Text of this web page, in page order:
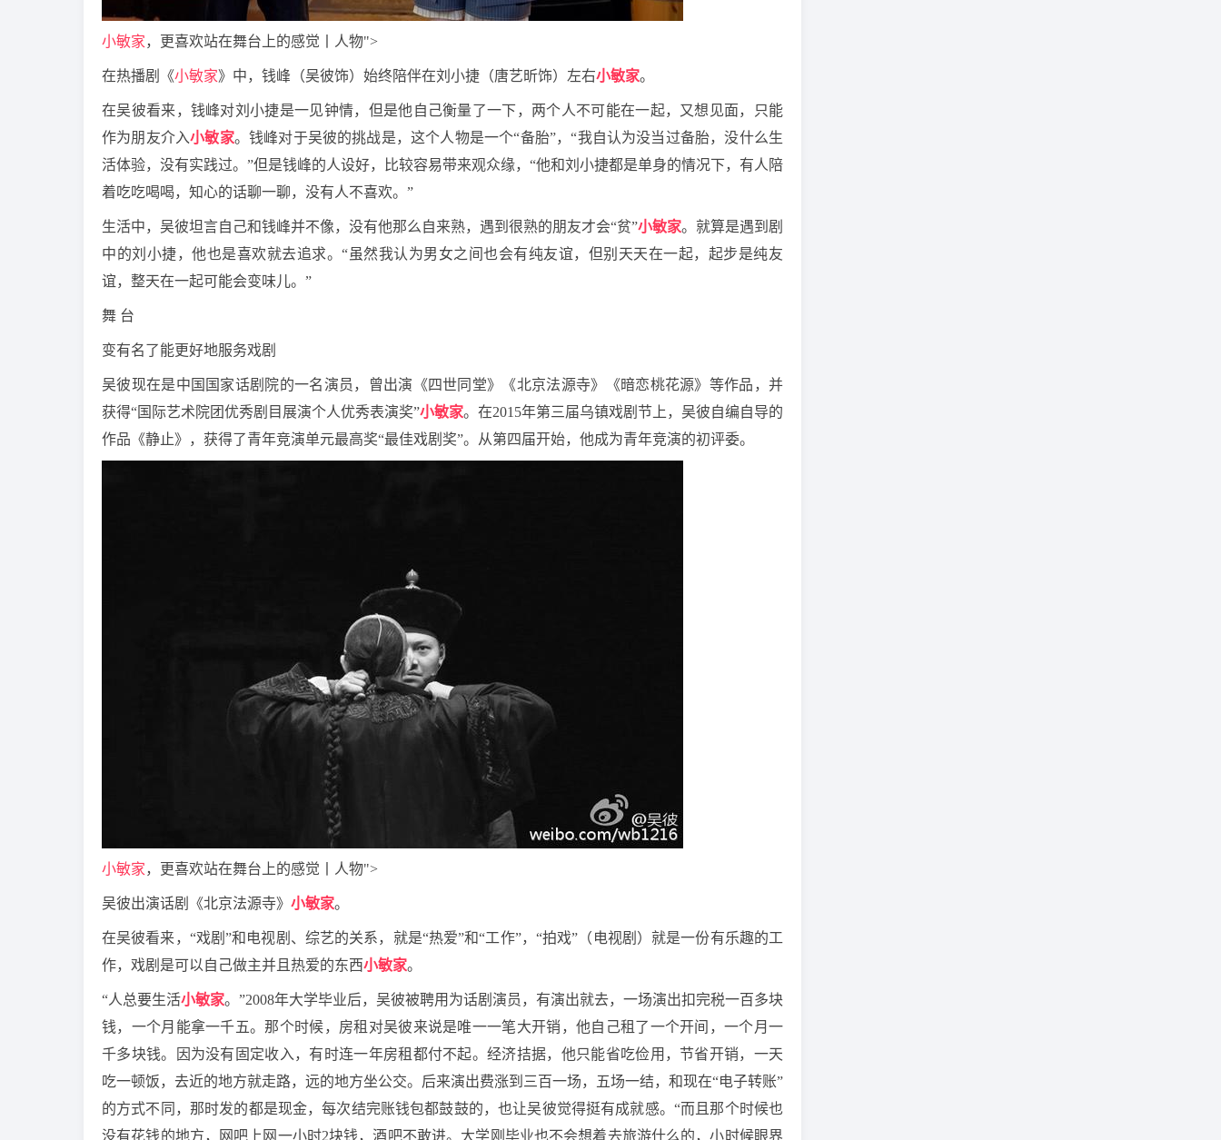
小敏家，更喜欢站在舞台上的感觉丨人物">
在热播剧《小敏家》中，钱峰（吴彼饰）始终陪伴在刘小捷（唐艺昕饰）左右小敏家。
在吴彼看来，钱峰对刘小捷是一见钟情，但是他自己衡量了一下，两个人不可能在一起，又想见面，只能
作为朋友介入小敏家。钱峰对于吴彼的挑战是，这个人物是一个“备胎”，“我自认为没当过备胎，没什么生
活体验，没有实践过。”但是钱峰的人设好，比较容易带来观众缘，“他和刘小捷都是单身的情况下，有人陪
着吃吃喝喝，知心的话聊一聊，没有人不喜欢。”
生活中，吴彼坦言自己和钱峰并不像，没有他那么自来熟，遇到很熟的朋友才会“贫”小敏家。就算是遇到剧
中的刘小捷，他也是喜欢就去追求。“虽然我认为男女之间也会有纯友谊，但别天天在一起，起步是纯友
谊，整天在一起可能会变味儿。”
舞 台
变有名了能更好地服务戏剧
吴彼现在是中国国家话剧院的一名演员，曾出演《四世同堂》《北京法源寺》《暗恋桃花源》等作品，并
获得“国际艺术院团优秀剧目展演个人优秀表演奖”小敏家。在2015年第三届乌镇戏剧节上，吴彼自编自导的
作品《静止》，获得了青年竞演单元最高奖“最佳戏剧奖”。从第四届开始，他成为青年竞演的初评委。
小敏家，更喜欢站在舞台上的感觉丨人物">
吴彼出演话剧《北京法源寺》 小敏家。
在吴彼看来，“戏剧”和电视剧、综艺的关系，就是“热爱”和“工作”，“拍戏”（电视剧）就是一份有乐趣的工
作，戏剧是可以自己做主并且热爱的东西小敏家。
“人总要生活小敏家。”2008年大学毕业后，吴彼被聘用为话剧演员，有演出就去，一场演出扣完税一百多块
钱，一个月能拿一千五。那个时候，房租对吴彼来说是唯一一笔大开销，他自己租了一个开间，一个月一
千多块钱。因为没有固定收入，有时连一年房租都付不起。经济拮据，他只能省吃俭用，节省开销，一天
吃一顿饭，去近的地方就走路，远的地方坐公交。后来演出费涨到三百一场，五场一结，和现在“电子转账”
的方式不同，那时发的都是现金，每次结完账钱包都鼓鼓的，也让吴彼觉得挺有成就感。“而且那个时候也
没有花钱的地方，网吧上网一小时2块钱，酒吧不敢进。大学刚毕业也不会想着去旅游什么的，小时候眼界